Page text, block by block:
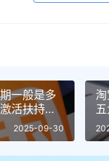
一般是多
活扶持期
2025-09-30